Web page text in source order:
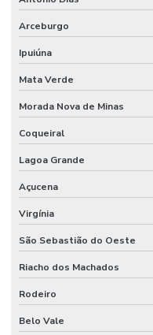
Arceburgo
Ipuiúna
Mata Verde
Morada Nova de Minas
Coqueiral
Lagoa Grande
Açucena
Virgínia
São Sebastião do Oeste
Riacho dos Machados
Rodeiro
Belo Vale